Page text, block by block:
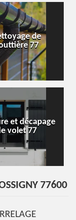
de
77
et décapage
volet 77
77600